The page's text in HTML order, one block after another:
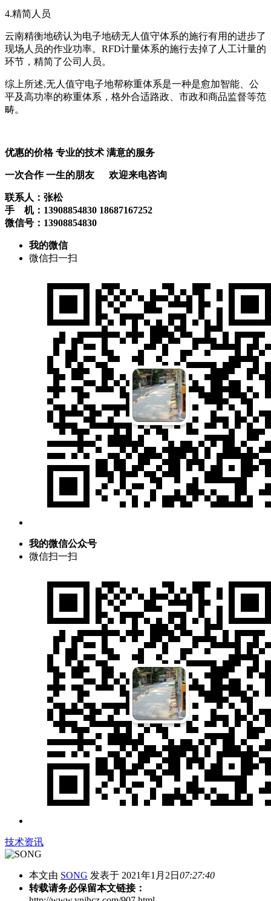
4.精简人员
云南精衡地磅认为电子地磅无人值守体系的施行有用的进步了
现场人员的作业功率。RFD计量体系的施行去掉了人工计量的
环节，精简了公司人员。
综上所述,无人值守电子地帮称重体系是一种是愈加智能、公
平及高功率的称重体系，格外合适路政、市政和商品监督等范
畴。
优惠的价格 专业的技术 满意的服务
一次合作 一生的朋友 欢迎来电咨询
联系人：张松
手 机：13908854830 18687167252
微信号：13908854830
我的微信
微信扫一扫
我的微信公众号
微信扫一扫
技术资讯
本文由 SONG 发表于 2021年1月2日 07:27:40
转载请务必保留本文链接：